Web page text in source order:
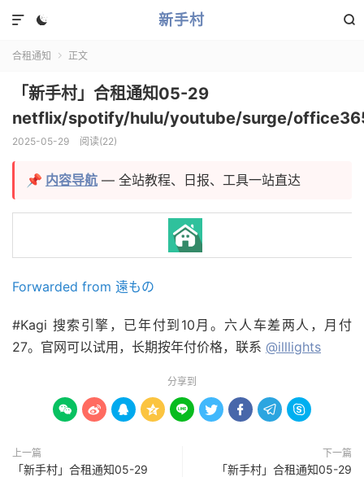
新手村 


合租通知  正文
「新手村」合租通知05-29
netflix/spotify/hulu/youtube/surge/
2025-05-29 阅读(22)
📌 内容导航 — 全站教程、日报、工具一站直达
Forwarded from 遠もの
#Kagi 搜索引擎，已年付到10月。六人车差两人，月付
27。官网可以试用，长期按年付价格，联系 @illlights
分享到
        
上一篇
「新手村」合租通知05-29
下一篇
「新手村」合租通知05-29